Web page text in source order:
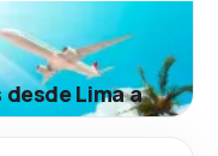
Lima a